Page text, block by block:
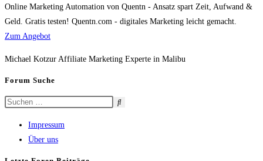
Online Marketing Automation von Quentn - Ansatz spart Zeit, Aufwand &
Geld. Gratis testen! Quentn.com - digitales Marketing leicht gemacht.
Zum Angebot
Michael Kotzur Affiliate Marketing Experte in Malibu
Forum Suche
Impressum
Über uns